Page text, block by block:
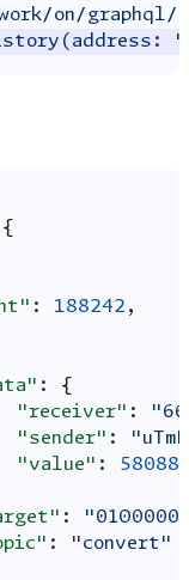
on/graphql/
{
: 188242 ,
:
{
"receiver" :
"sender" :
"value" :
:
:
"convert"